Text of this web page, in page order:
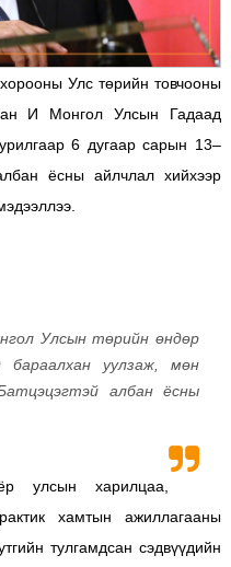
Улс төрийн товчооны
И Монгол Улсын Гадаад
6 дугаар сарын 13–
ёсны айлчлал хийхээр
Улсын төрийн өндөр
бараалхан уулзаж, мөн
албан ёсны
улсын харилцаа,
хамтын ажиллагааны
тулгамдсан сэдвүүдийн